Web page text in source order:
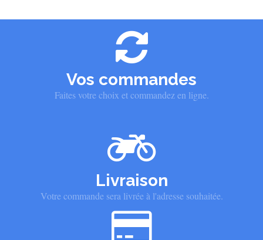
Vos commandes
Faites votre choix et commandez en ligne.
Livraison
Votre commande sera livrée à l'adresse souhaitée.